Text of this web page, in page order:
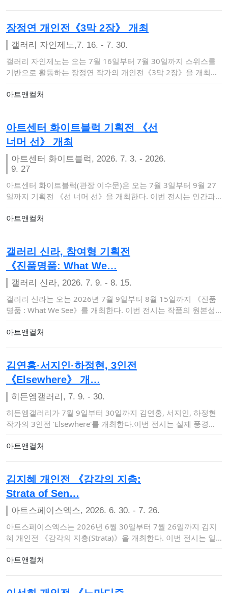
장정연 개인전《3막 2장》 개최
갤러리 자인제노,7. 16. - 7. 30.
갤러리 자인제노는 오는 7월 16일부터 7월 30일까지 스위스를
기반으로 활동하는 장정연 작가의 개인전《3막 2장》을 개최한
아트앤컬처
아트센터 화이트블럭 기획전 《선
너머 선》 개최
아트센터 화이트블럭, 2026. 7. 3. - 2026.
9. 27
아트센터 화이트블럭(관장 이수문)은 오는 7월 3일부터 9월 27
일까지 기획전 《선 너머 선》을 개최한다. 이번 전시는 인간과
아트앤컬처
갤러리 신라, 참여형 기획전
《진품명품: What We…
갤러리 신라, 2026. 7. 9. - 8. 15.
갤러리 신라는 오는 2026년 7월 9일부터 8월 15일까지 《진품
명품 : What We See》를 개최한다. 이번 전시는 작품의 원본성
아트앤컬처
김연홍·서지인·하정현, 3인전
《Elsewhere》 개…
히든엠갤러리, 7. 9. - 30.
히든엠갤러리가 7월 9일부터 30일까지 김연홍, 서지인, 하정현
작가의 3인전 'Elsewhere'를 개최한다.이번 전시는 실제 풍경의
아트앤컬처
김지혜 개인전 《감각의 지층:
Strata of Sen…
아트스페이스엑스, 2026. 6. 30. - 7. 26.
아트스페이스엑스는 2026년 6월 30일부터 7월 26일까지 김지
혜 개인전 《감각의 지층(Strata)》을 개최한다. 이번 전시는 일
아트앤컬처